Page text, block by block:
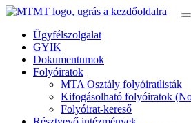
Ügyfélszolgalat
GYIK
Dokumentumok
Folyóiratok
MTA Osztály folyóiratlisták
Kifogásolható folyóiratok
Folyóirat-kereső